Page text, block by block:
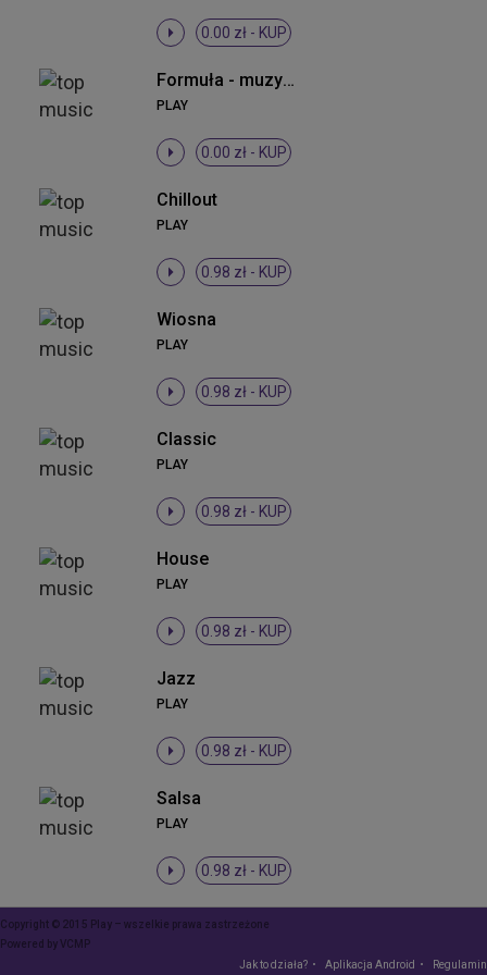
0.00 zł - KUP
Formuła - muzyka z reklamy
PLAY
0.00 zł - KUP
Chillout
PLAY
0.98 zł - KUP
Wiosna
PLAY
0.98 zł - KUP
Classic
PLAY
0.98 zł - KUP
House
PLAY
0.98 zł - KUP
Jazz
PLAY
0.98 zł - KUP
Salsa
PLAY
0.98 zł - KUP
Copyright © 2015 Play – wszelkie prawa zastrzeżone
Powered byVCMP
Jak to działa?
Aplikacja Android Regulamin